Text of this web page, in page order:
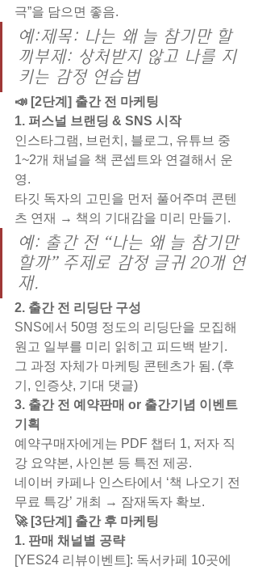
극”을 담으면 좋음.
예:제목: 나는 왜 늘 참기만 할
까부제: 상처받지 않고 나를 지
키는 감정 연습법
📣 [2단계] 출간 전 마케팅
1. 퍼스널 브랜딩 & SNS 시작
인스타그램, 브런치, 블로그, 유튜브 중
1~2개 채널을 책 콘셉트와 연결해서 운
영.
타깃 독자의 고민을 먼저 풀어주며 콘텐
츠 연재 → 책의 기대감을 미리 만들기.
예: 출간 전 “나는 왜 늘 참기만
할까” 주제로 감정 글귀 20개 연
재.
2. 출간 전 리딩단 구성
SNS에서 50명 정도의 리딩단을 모집해
원고 일부를 미리 읽히고 피드백 받기.
그 과정 자체가 마케팅 콘텐츠가 됨. (후
기, 인증샷, 기대 댓글)
3. 출간 전 예약판매 or 출간기념 이벤트
기획
예약구매자에게는 PDF 챕터 1, 저자 직
강 요약본, 사인본 등 특전 제공.
네이버 카페나 인스타에서 ‘책 나오기 전
무료 특강’ 개최 → 잠재독자 확보.
🚀 [3단계] 출간 후 마케팅
1. 판매 채널별 공략
[YES24 리뷰이벤트]: 독서카페 10곳에